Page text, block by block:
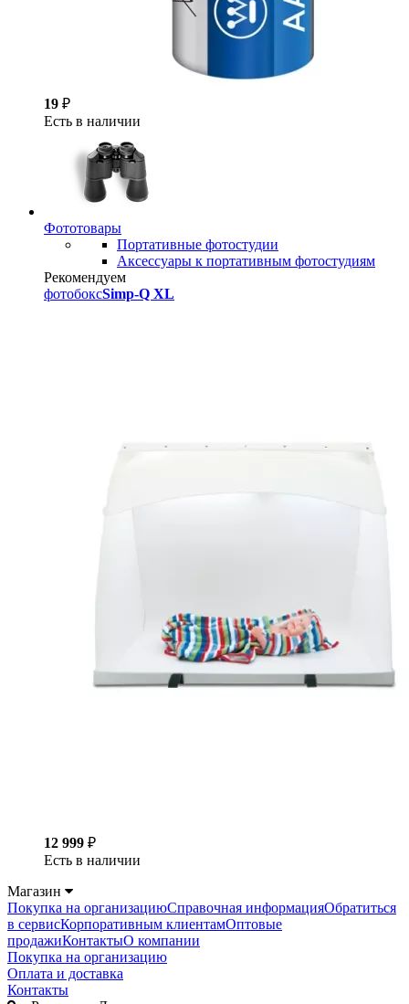
19 ₽
Есть в наличии
Фототовары
Портативные фотостудии
Аксессуары к портативным фотостудиям
Рекомендуем
фотобоксSimp-Q XL
12 999 ₽
Есть в наличии
Магазин
Покупка на организациюСправочная информацияОбратиться
в сервисКорпоративным клиентамОптовые
продажиКонтактыО компании
Покупка на организацию
Оплата и доставка
Контакты